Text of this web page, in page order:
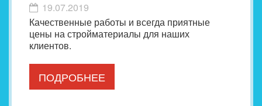
19.07.2019
Качественные работы и всегда приятные
цены на стройматериалы для наших
клиентов.
ПОДРОБНЕЕ